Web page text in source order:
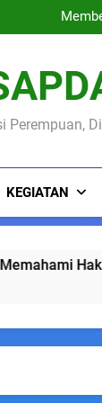
Perempuan,
KEGIATAN
Hak dan